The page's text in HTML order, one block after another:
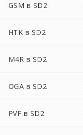
GSM в SD2
HTK в SD2
M4R в SD2
OGA в SD2
PVF в SD2